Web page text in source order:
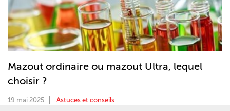
Mazout ordinaire ou mazout Ultra, lequel
choisir ?
19 mai 2025 Astuces et conseils